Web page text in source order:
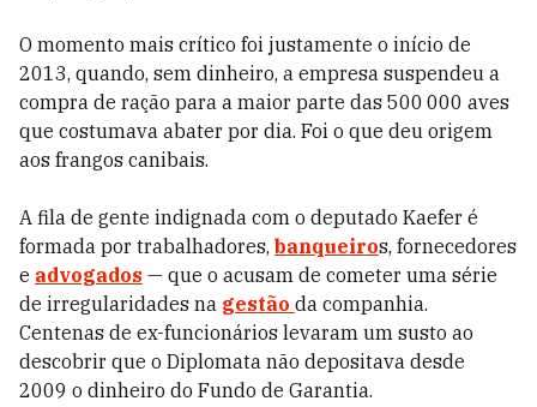
O momento mais crítico foi justamente o início de
2013, quando, sem dinheiro, a empresa suspendeu a
compra de ração para a maior parte das 500 000 aves
que costumava abater por dia. Foi o que deu origem
aos frangos canibais.
A fila de gente indignada com o deputado Kaefer é
formada por trabalhadores, banqueiros, fornecedores
e advogados — que o acusam de cometer uma série
de irregularidades na gestão da companhia.
Centenas de ex-funcionários levaram um susto ao
descobrir que o Diplomata não depositava desde
2009 o dinheiro do Fundo de Garantia.